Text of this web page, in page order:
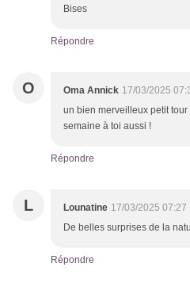
Bises
Répondre
O Oma Annick 17/03/2025
un bien merveilleux petit
semaine à toi aussi !
Répondre
L Lounatine 17/03/2025 07:27
De belles surprises de la
Répondre